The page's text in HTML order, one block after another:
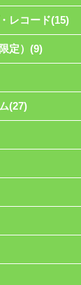
レコード(15)
定）(9)
(27)